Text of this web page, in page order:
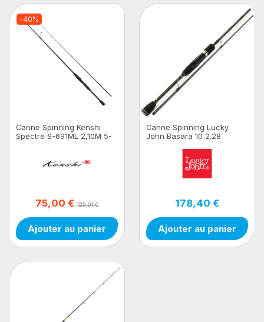
-40%
Canne Spinning Kenshi
Spectre S-691ML 2,10M 5-
75,00 €125,01 €
Ajouter au panier
Canne Spinning Lucky
John Basara 10 2.28
178,40 €
Ajouter au panier